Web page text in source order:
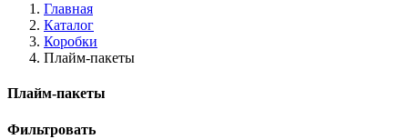
Главная
Каталог
Коробки
Плайм-пакеты
Плайм-пакеты
Фильтровать